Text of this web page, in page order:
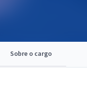
Sobre o cargo